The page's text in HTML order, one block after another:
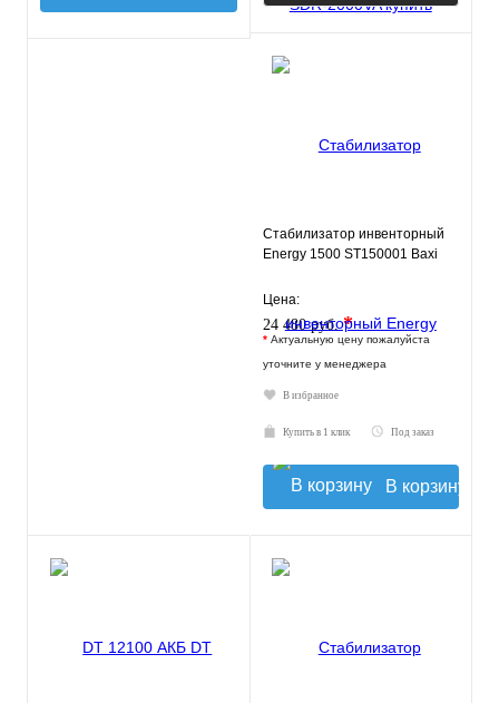
Стабилизатор инвенторный
Energy 1500 ST150001 Baxi
Цена:
24 480 руб.*
* Актуальную цену пожалуйста
уточните у менеджера
В избранное
Купить в 1 клик Под заказ
В корзину